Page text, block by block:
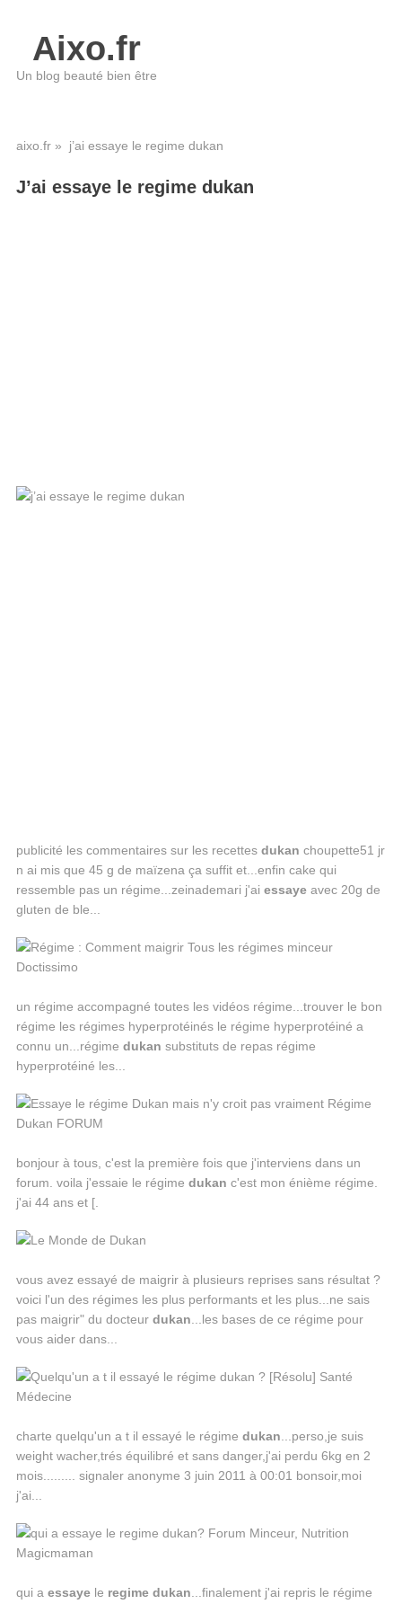
Aixo.fr
Un blog beauté bien être
aixo.fr» j’ai essaye le regime dukan
J’ai essaye le regime dukan
publicité les commentaires sur les recettes dukan choupette51 jr
n ai mis que 45 g de maïzena ça suffit et...enfin cake qui
ressemble pas un régime...zeinademari j'ai essayeavec 20g de
gluten de ble...
un régime accompagné toutes les vidéos régime...trouver le bon
régime les régimes hyperprotéinés le régime hyperprotéiné a
connu un...régime dukan substituts de repas régime
hyperprotéiné les...
bonjour à tous, c'est la première fois que j'interviens dans un
forum. voila j'essaie le régime dukan c'est mon énième régime.
j'ai 44 ans et [.
vous avez essayé de maigrir à plusieurs reprises sans résultat ?
voici l'un des régimes les plus performants et les plus...ne sais
pas maigrir" du docteur dukan ...les bases de ce régime pour
vous aider dans...
charte quelqu'un a t il essayé le régime dukan ...perso,je suis
weight wacher,trés équilibré et sans danger,j'ai perdu 6kg en 2
mois......... signaler anonyme 3 juin 2011 à 00:01 bonsoir,moi
j'ai...
qui a essayele regime dukan ...finalement j'ai repris le régime